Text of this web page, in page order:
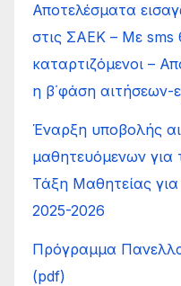
Αποτελέσματα
στις ΣΑΕΚ – Με sms
καταρτιζόμενοι –
η β΄φάση αιτήσεων-
Έναρξη υποβολής
μαθητευόμενων για
Τάξη Μαθητείας για
2025-2026
Πρόγραμμα
(pdf)